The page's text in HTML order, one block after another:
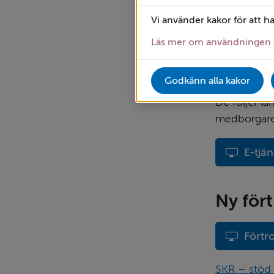
Vi använder kakor för att
Läs mer om användningen
Godkänn alla kakor
Detta görs
uppgifterna
signera
De följer
E-
Ny
SKR –